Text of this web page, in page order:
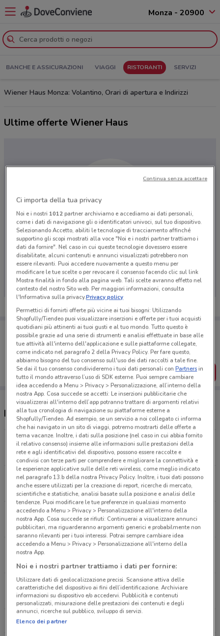
Monza - 20900
BANCHE E ASSICURAZIONI VIAGGI RISTORANTI SERVIZI
Wiener Haus Monza: Volantino, Orari di apertura e Indirizzi
Ultime offerte Wiener Haus
Ci dispiace, al momento non abbiamo pubblicato
volantini nella tua zona. Riprova più tardi.
Porta DoveConviene sempre con te!
Puoi trovare le migliori offerte dei negozi vicino a te,
salvarle e creare la tua lista del risparmio, comodamente
dal tuo cellulare.
SCARICA L’APP
Ristoranti Wiener Haus nelle vicinanze
Via Chiese Milano
8.2 km
CHIUSO
Via Chiese Milano
8.2 km
CHIUSO
Via Monte Grappa, 10 Milano
13.1 km
CHIUSO
Via Luraghi, 11 Arese
Via Bergamo, 175 Caronno Pertusella
17.5 km
CHIUSO
Ci importa della tua privacy
Noi e i nostri 1012partner archiviamo e accediamo ai dati personali,
come i dati di navigazione gli o identificatori univoci, sul tuo dispositivo.
Selezionando Accetto, abiliti le tecnologie di tracciamento affinché
supportino gli scopi mostrati alla voce "Noi e i nostri partner trattiamo i
dati da fornire". Nel caso in cui queste tecnologie dovessero essere
disabilitate, alcuni contenuti e annunci visualizzati potrebbero non
essere rilevanti. Puoi accedere nuovamente a questo menu per
modificare le tue scelte o per revocare il consenso facendo clic sul link
Mostra finalità in fondo alla pagina web. Tali scelte avranno effetto nel
contesto del nostro Sito web. Per maggiori informazioni, consulta
l'Informativa sulla privacy.Privacy policy
Permettici di fornirti offerte più vicine ai tuoi bisogni: Utilizzando
Shopfully/Tiendeo puoi visualizzare inserzioni e offerte per i tuoi acquisti
quotidiani più attinenti ai tuoi gusti e al tuo mondo. Tutto questo è
possibile grazie ad una serie di strumenti e analisi effettuate in base alle
tue attività all'interno dell'applicazione e sulle piattaforme collegate,
come indicato nel paragrafo 2 della Privacy Policy. Per fare questo,
abbiamo bisogno del tuo consenso sull'uso dei dati raccolti a tale fine.
Se dai il tuo consenso condivideremo i tuoi dati personali conPartnersin
tutto il mondo attraverso l’uso di SDK esterne. Puoi sempre cambiare
idea accedendo a Menu > Privacy > Personalizzazione, all’interno della
nostra App. Cosa succede se accetti: Le inserzioni pubblicitarie che
visualizzerai all'interno dell’app potranno trattare di argomenti relativi
alla tua cronologia di navigazione su piattaforme esterne a
Shopfully/Tiendeo. Ad esempio, se un servizio a noi collegato ci informa
che hai navigato in un sito di viaggi, potremo mostrarti delle offerte a
tema vacanze. Inoltre, i dati sulla posizione (nel caso in cui abbia fornito
il relativo consenso) insieme alle informazioni sulle prestazioni della
rete e agli identificativi del dispositivo, possono essere raccolte e
condivisi con terze parti per comprendere e migliorare la connettività e
le esperienze applicative sulle delle reti wireless, come meglio indicato
nel paragrafo 13.b della nostra Privacy Policy. Inoltre, i tuoi dati possono
anche essere utilizzati per la creazione di report, ricerche di mercato,
scientifiche e statistiche, analisi basate sulla posizione e analisi delle
tendenze. Puoi modificare le tue preferenze in qualsiasi momento
accedendo a Menu > Privacy > Personalizzazione all'interno della
nostra App. Cosa succede se rifiuti: Continuerai a visualizzare annunci
pubblicitari, ma riguarderanno argomenti generici e probabilmente non
saranno rilevanti per i tuoi interessi. Potrai sempre cambiare idea
accedendo a Menu > Privacy > Personalizzazione all'interno della
nostra App.
Noi e i nostri partner trattiamo i dati per fornire:
Utilizzare dati di geolocalizzazione precisi. Scansione attiva delle
caratteristiche del dispositivo ai fini dell’identificazione. Archiviare
informazioni su dispositivo e/o accedervi. Pubblicità e contenuti
personalizzati, misurazione delle prestazioni dei contenuti e degli
annunci, ricerche sul pubblico, sviluppo di servizi.
Elenco dei partner
Continua senza accettare